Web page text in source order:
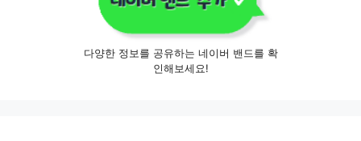
다양한 정보를 공유하는 네이버 밴드를 확
인해보세요!